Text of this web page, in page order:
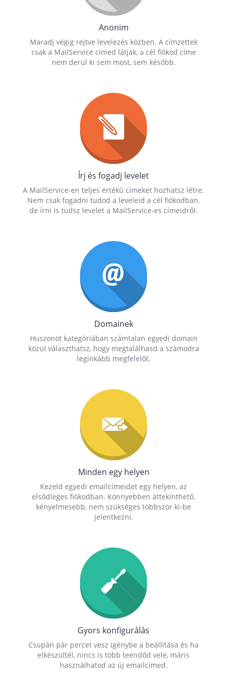
Anonim
Maradj végig rejtve levelezés közben. A címzettek
csak a MailService címed látják, a cél fiókod címe
nem derül ki sem most, sem később.
Írj és fogadj levelet
A MailService-en teljes értékű címeket hozhatsz létre.
Nem csak fogadni tudod a leveleid a cél fiókodban,
de írni is tudsz levelet a MailService-es címeidről.
Domainek
Huszonöt kategóriában számtalan egyedi domain
közül választhatsz, hogy megtalálhasd a számodra
leginkább megfelelőt.
Minden egy helyen
Kezeld egyedi emailcímeidet egy helyen, az
elsődleges fiókodban. Könnyebben áttekinthető,
kényelmesebb, nem szükséges többször ki-be
jelentkezni.
Gyors konfigurálás
Csupán pár percet vesz igénybe a beállítása és ha
elkészültél, nincs is több teendőd vele, máris
használhatod az új emailcímed.